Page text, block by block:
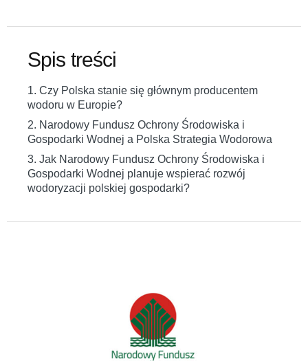
Spis treści
1. Czy Polska stanie się głównym producentem
wodoru w Europie?
2. Narodowy Fundusz Ochrony Środowiska i
Gospodarki Wodnej a Polska Strategia Wodorowa
3. Jak Narodowy Fundusz Ochrony Środowiska i
Gospodarki Wodnej planuje wspierać rozwój
wodoryzacji polskiej gospodarki?